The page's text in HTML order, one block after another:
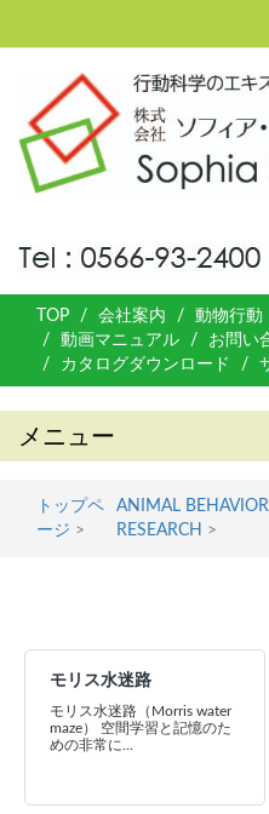
TOP 会社案内 動物行動
動画マニュアル
お問い
カタログダウンロード
メニュー
トップペ
ージ >
ANIMAL BEHAVIOR
RESEARCH >
モリス水迷路
モリス水迷路（Morris water
maze） 空間学習と記憶のた
めの非常に...